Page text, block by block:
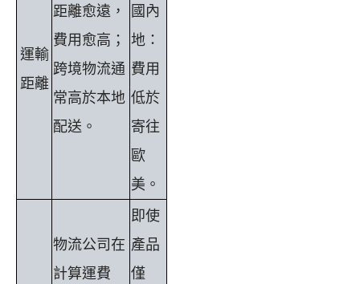
運輸
距離
距離愈遠，
費用愈高；
跨境物流通
常高於本地
配送。
國內
地：
費用
低於
寄往
歐
美。
物流公司在
計算運費
即使
產品
僅